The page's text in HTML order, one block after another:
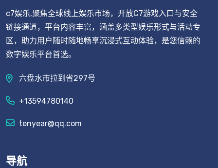
c7娱乐,聚焦全球线上娱乐市场，开放C7游戏入口与安全
链接通道，平台内容丰富，涵盖多类型娱乐形式与活动专
区，助力用户随时随地畅享沉浸式互动体验，是您信赖的
数字娱乐平台首选。
六盘水市拉到省297号
+13594780140
tenyear@qq.com
导航